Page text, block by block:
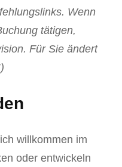
Wenn
tätigen,
Für Sie ändert
willkommen im
oder entwickeln